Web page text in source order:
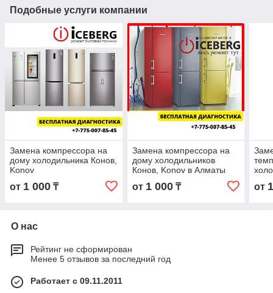
Подобные услуги компании
Замена компрессора на
дому холодильника Конов,
Konov
от 1 000 ₸
Замена компрессора на
дому холодильников
Конов, Konov в Алматы
от 1 000₸ от
О нас
Рейтинг не сформирован
Менее 5 отзывов за последний год
Работает с 09.11.2011